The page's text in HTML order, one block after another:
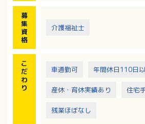
募
集
資
格
介護福祉士
こ
だ
わ
り
車通勤可 年間休日110日
産休・育休実績あり 住宅
残業ほぼなし